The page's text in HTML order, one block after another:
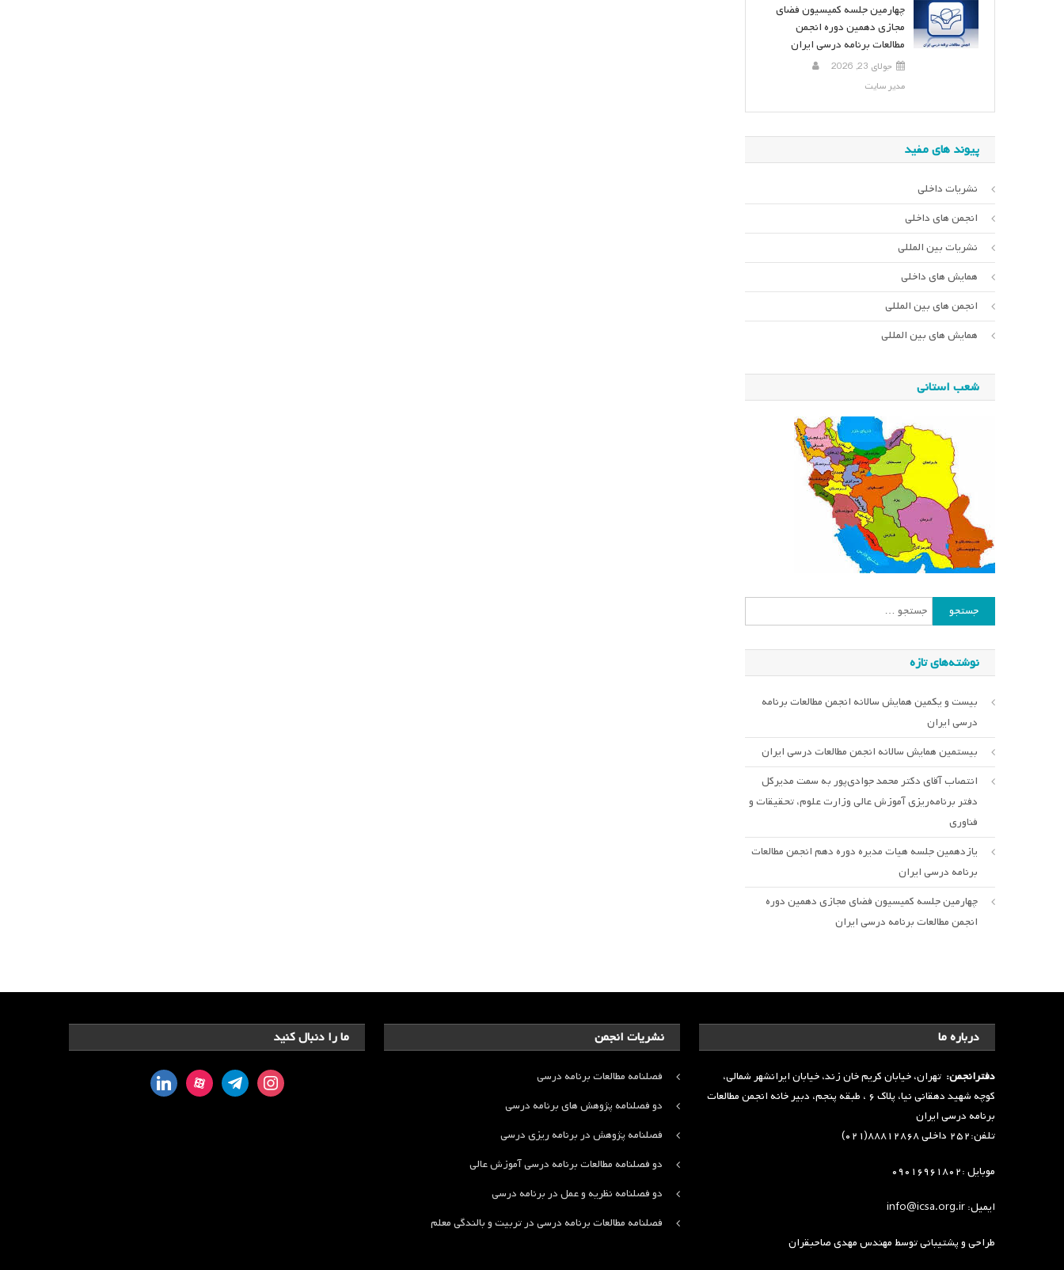
چهارمین جلسه کمیسیون فضای
مجازی دهمین دوره انجمن
مطالعات برنامه درسی ایران
جولای 23, 2026
مدیر سایت
پیوند های مفید
نشریات داخلی
انجمن های داخلی
نشریات بین المللی
همایش های داخلی
انجمن های بین المللی
همایش های بین المللی
شعب استانی
جستجو
برای:
نوشته‌های تازه
بیست و یکمین همایش سالانه انجمن مطالعات برنامه
درسی ایران
بیستمین همایش سالانه انجمن مطالعات درسی ایران
انتصاب آقای دکتر محمد جوادی‌پور به سمت مدیرکل
دفتر برنامه‌ریزی آموزش عالی وزارت علوم، تحقیقات و
فناوری
یازدهمین جلسه هیات مدیره دوره دهم انجمن مطالعات
برنامه درسی ایران
چهارمین جلسه کمیسیون فضای مجازی دهمین دوره
انجمن مطالعات برنامه درسی ایران
ما را دنبال کنید
instagram
telegram
aparat
linkedin
نشریات انجمن
فصلنامه مطالعات برنامه درسی
دو فصلنامه پژوهش های برنامه درسی
فصلنامه پژوهش در برنامه ریزی درسی
دو فصلنامه مطالعات برنامه درسی آموزش عالی
دو فصلنامه نظریه و عمل در برنامه درسی
فصلنامه مطالعات برنامه درسی در تربیت و بالندگی معلم
درباره ما
دفترانجمن: تهران، خیابان کریم خان زند، خیابان ایرانشهر شمالی،
کوچه شهید دهقانی نیا، پلاک ۶ ، طبقه پنجم، دبیر خانه انجمن مطالعات
برنامه درسی ایران
تلفن:۲۵۲ داخلی ۸۸۸۱۲۸۶۸(۰۲۱)
موبایل :۰۹۰۱۶۹۶۱۸۰۲
ایمیل: info@icsa.org.ir
طراحی و پشتیبانی توسطمهندس مهدی صاحبقران